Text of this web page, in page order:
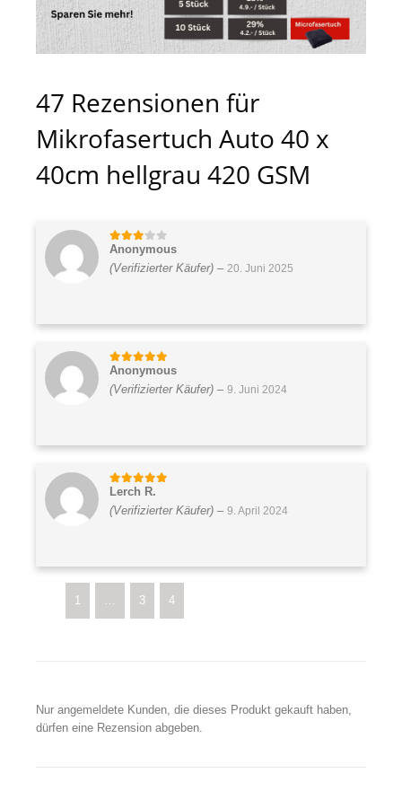
47 Rezensionen für
Mikrofasertuch Auto 40 x
40cm hellgrau 420 GSM
3von 5
Anonymous
(Verifizierter Käufer) – 20. Juni 2025
5von 5
Anonymous
(Verifizierter Käufer) – 9. Juni 2024
5von 5
Lerch R.
(Verifizierter Käufer) – 9. April 2024
1 3 4
Nur angemeldete Kunden, die dieses Produkt gekauft haben,
dürfen eine Rezension abgeben.